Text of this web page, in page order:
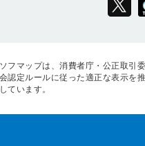
ソフマップは、消費者庁・公正取引
会認定ルールに従った適正な表示を
しています。